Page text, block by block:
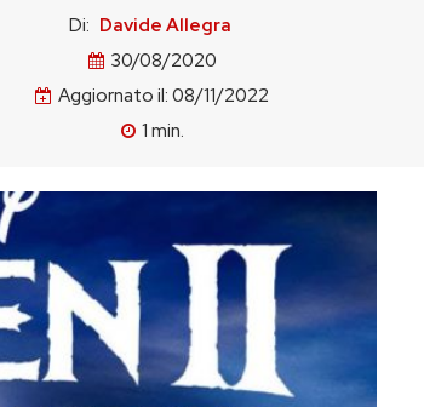
Di: Davide Allegra
30/08/2020
Aggiornato il: 08/11/2022
1 min.